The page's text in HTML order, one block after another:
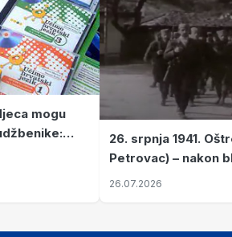
mogu
do 31.
26. srpnja 1941.
Petrovac) – nakon
Svete Ane izvršen
26.07.2026